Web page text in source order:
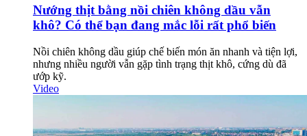
Nướng thịt bằng nồi chiên không dầu vẫn
khô? Có thể bạn đang mắc lỗi rất phổ biến
Nồi chiên không dầu giúp chế biến món ăn nhanh và tiện lợi,
nhưng nhiều người vẫn gặp tình trạng thịt khô, cứng dù đã
ướp kỹ.
Video